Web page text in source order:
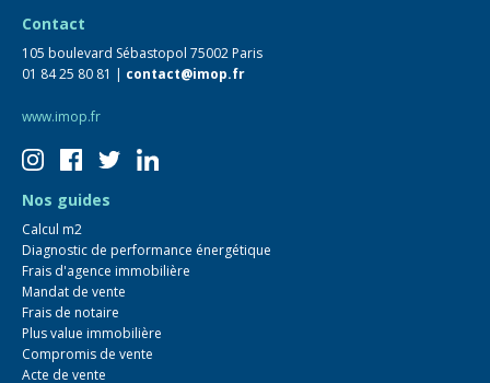
Contact
105 boulevard Sébastopol 75002 Paris
01 84 25 80 81 | contact@imop.fr
www.imop.fr
Nos guides
Calcul m2
Diagnostic de performance énergétique
Frais d'agence immobilière
Mandat de vente
Frais de notaire
Plus value immobilière
Compromis de vente
Acte de vente